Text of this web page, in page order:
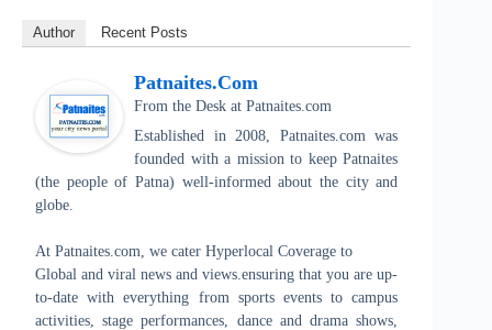
Author Recent Posts
Patnaites.com
From the Desk at Patnaites.com
Established in 2008, Patnaites.com was
founded with a mission to keep Patnaites
(the people of Patna) well-informed about the city and
globe.
At Patnaites.com, we cater Hyperlocal Coverage to
Global and viral news and views.ensuring that you are up-
to-date with everything from sports events to campus
activities, stage performances, dance and drama shows,